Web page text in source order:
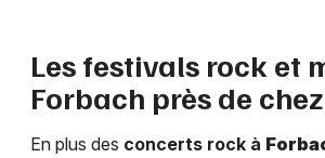
Les festivals rock et
Forbach près de
En plus des concerts rock à